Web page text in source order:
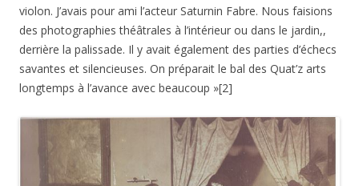
violon. J’avais pour ami l’acteur Saturnin Fabre. Nous faisions
des photographies théâtrales à l’intérieur ou dans le jardin,,
derrière la palissade. Il y avait également des parties d’échecs
savantes et silencieuses. On préparait le bal des Quat’z arts
longtemps à l’avance avec beaucoup »[2]